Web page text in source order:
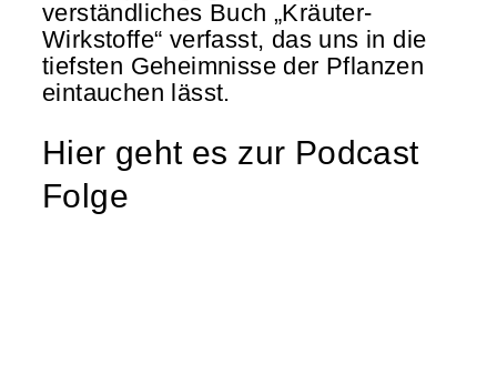
verständliches Buch „Kräuter-
Wirkstoffe“ verfasst, das uns in die
tiefsten Geheimnisse der Pflanzen
eintauchen lässt.
Hier geht es zur Podcast
Folge